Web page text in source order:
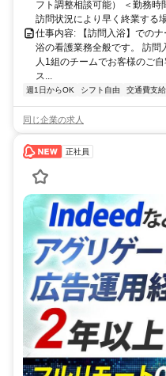
フト調整相談可能） ＜勤務
訪問状況により早く終業する
仕事内容: 【訪問入浴】での
浴の看護業務全般です。 訪問
人1組のチームでお客様のご
ス...
週1日からOK シフト自由 交通費支給
同じ企業の求人
正社員